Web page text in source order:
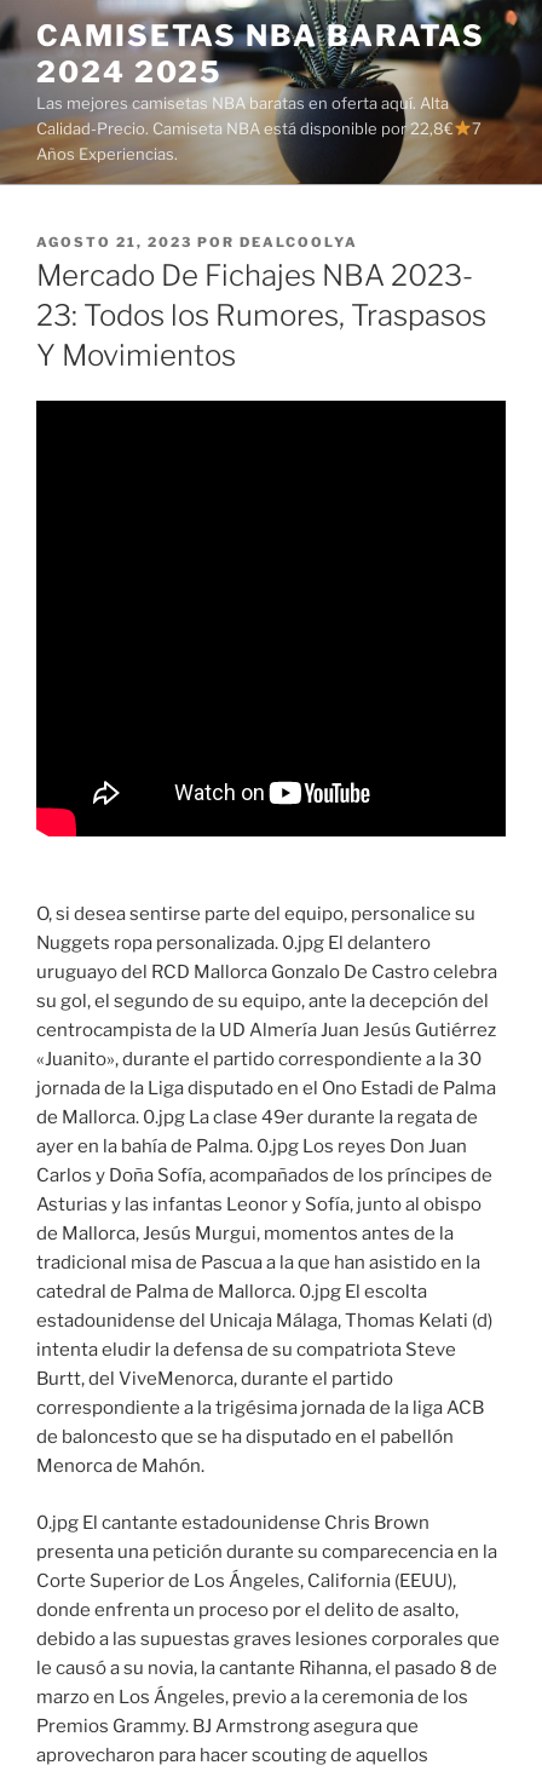
Saltar
al
contenido
CAMISETAS NBA BARATAS
2024 2025
Las mejores camisetas NBA baratas en oferta aquí. Alta
Calidad-Precio. Camiseta NBA está disponible por 22,8€
7
Años Experiencias.
PUBLICADO
EL
AGOSTO 21, 2023 POR DEALCOOLYA
Mercado De Fichajes NBA 2023-
23: Todos los Rumores, Traspasos
Y Movimientos
O, si desea sentirse parte del equipo, personalice su
Nuggets ropa personalizada. 0.jpg El delantero
uruguayo del RCD Mallorca Gonzalo De Castro celebra
su gol, el segundo de su equipo, ante la decepción del
centrocampista de la UD Almería Juan Jesús Gutiérrez
«Juanito», durante el partido correspondiente a la 30
jornada de la Liga disputado en el Ono Estadi de Palma
de Mallorca. 0.jpg La clase 49er durante la regata de
ayer en la bahía de Palma. 0.jpg Los reyes Don Juan
Carlos y Doña Sofía, acompañados de los príncipes de
Asturias y las infantas Leonor y Sofía, junto al obispo
de Mallorca, Jesús Murgui, momentos antes de la
tradicional misa de Pascua a la que han asistido en la
catedral de Palma de Mallorca. 0.jpg El escolta
estadounidense del Unicaja Málaga, Thomas Kelati (d)
intenta eludir la defensa de su compatriota Steve
Burtt, del ViveMenorca, durante el partido
correspondiente a la trigésima jornada de la liga ACB
de baloncesto que se ha disputado en el pabellón
Menorca de Mahón.
0.jpg El cantante estadounidense Chris Brown
presenta una petición durante su comparecencia en la
Corte Superior de Los Ángeles, California (EEUU),
donde enfrenta un proceso por el delito de asalto,
debido a las supuestas graves lesiones corporales que
le causó a su novia, la cantante Rihanna, el pasado 8 de
marzo en Los Ángeles, previo a la ceremonia de los
Premios Grammy. BJ Armstrong asegura que
aprovecharon para hacer scouting de aquellos